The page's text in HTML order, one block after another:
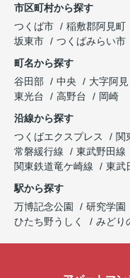
市区町村から探す
つくば市
稲敷郡阿見町
坂東市
つくばみらい市
町名から探す
谷田部
中央 大字阿見
東光台
高野台
岡崎
沿線から探す
つくばエクスプレス
関
常磐緩行線
東武野田線
関東鉄道竜ケ崎線
東武
駅から探す
万博記念公園
研究学園
ひたち野うしく
みどり